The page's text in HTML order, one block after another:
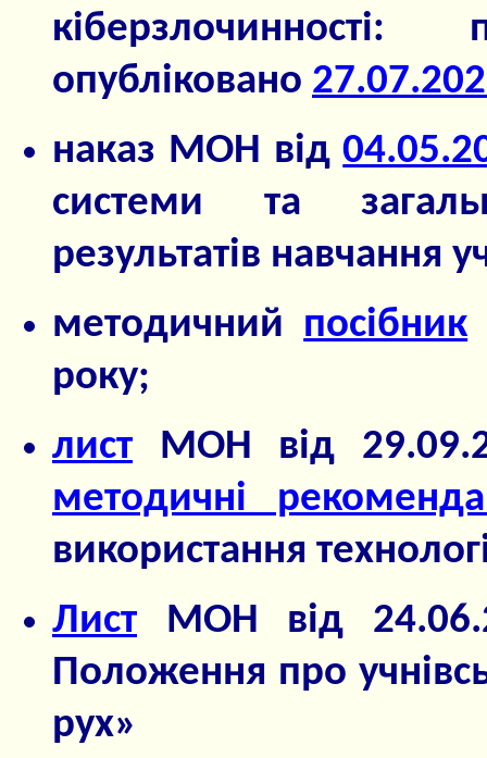
опубліковано
наказ МОН від
системи та
результатів навчання
методичний посібник
року;
лист МОН від
методичні
використання
Лист МОН від
Положення про
рух»